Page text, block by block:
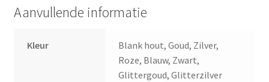
Aanvullende informatie
Kleur
Blank hout, Goud, Zilver,
Roze, Blauw, Zwart,
Glittergoud, Glitterzilver